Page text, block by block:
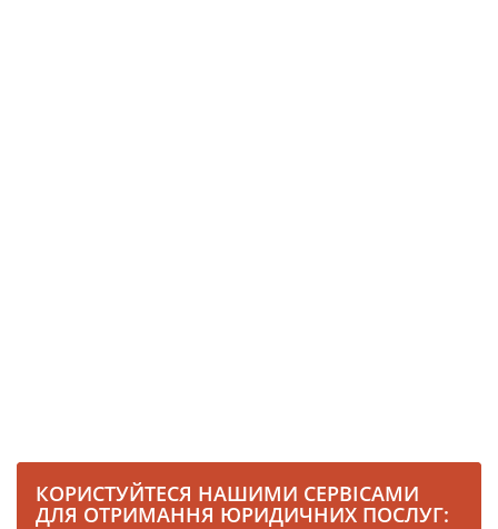
КОРИСТУЙТЕСЯ НАШИМИ СЕРВІСАМИ
ДЛЯ ОТРИМАННЯ ЮРИДИЧНИХ ПОСЛУГ: